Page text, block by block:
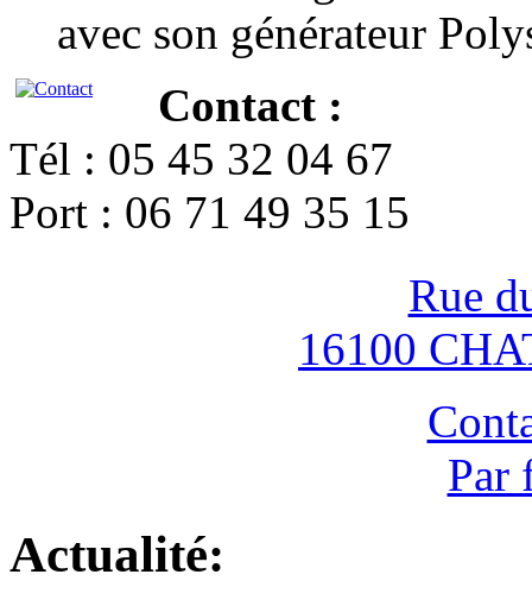
avec son générateur
Contact :
Tél : 05 45 32 04 67
Port : 06 71 49 35 15
Rue
16100
Par
Actualité: